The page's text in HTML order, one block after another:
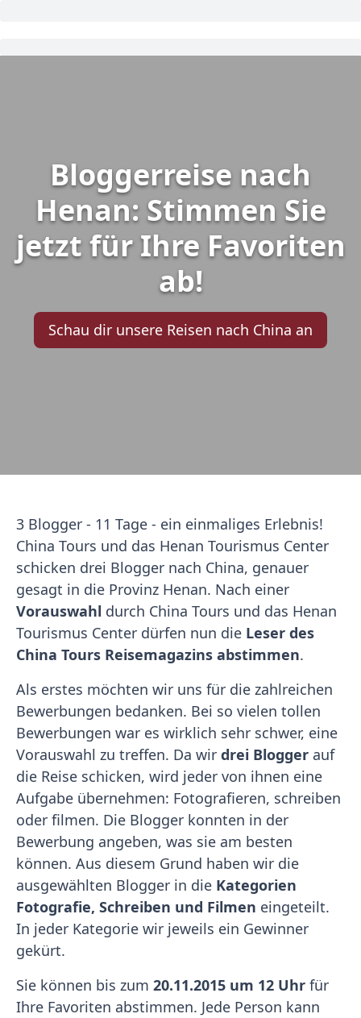
Bloggerreise nach
Henan: Stimmen Sie
jetzt für Ihre Favoriten
ab!
Schau dir unsere Reisen nach China an
3 Blogger - 11 Tage - ein einmaliges Erlebnis!
China Tours und das Henan Tourismus Center
schicken drei Blogger nach China, genauer
gesagt in die Provinz Henan. Nach einer
Vorauswahl durch China Tours und das Henan
Tourismus Center dürfen nun die Leser des
China Tours Reisemagazins abstimmen.
Als erstes möchten wir uns für die zahlreichen
Bewerbungen bedanken. Bei so vielen tollen
Bewerbungen war es wirklich sehr schwer, eine
Vorauswahl zu treffen. Da wir drei Blogger auf
die Reise schicken, wird jeder von ihnen eine
Aufgabe übernehmen: Fotografieren, schreiben
oder filmen. Die Blogger konnten in der
Bewerbung angeben, was sie am besten
können. Aus diesem Grund haben wir die
ausgewählten Blogger in die Kategorien
Fotografie, Schreiben und Filmen eingeteilt.
In jeder Kategorie wir jeweils ein Gewinner
gekürt.
Sie können bis zum 20.11.2015 um 12 Uhr für
Ihre Favoriten abstimmen. Jede Person kann